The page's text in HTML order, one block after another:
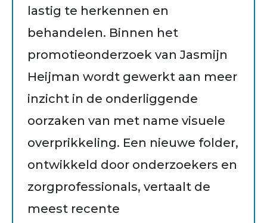
lastig te herkennen en
behandelen. Binnen het
promotieonderzoek van Jasmijn
Heijman wordt gewerkt aan meer
inzicht in de onderliggende
oorzaken van met name visuele
overprikkeling. Een nieuwe folder,
ontwikkeld door onderzoekers en
zorgprofessionals, vertaalt de
meest recente